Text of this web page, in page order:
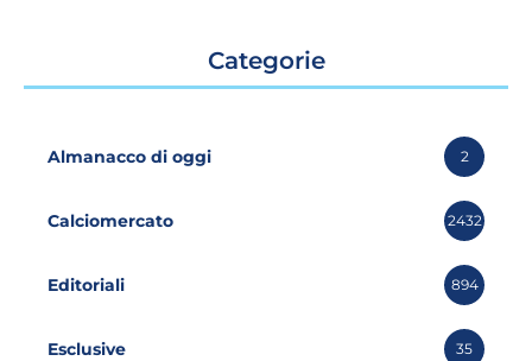
Categorie
Almanacco di oggi 2
Calciomercato 2432
Editoriali 894
Esclusive 35